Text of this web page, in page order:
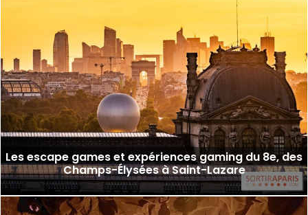
Les escape games et expériences gaming du 8e, des
Champs-Élysées à Saint-Lazare